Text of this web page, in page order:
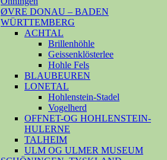
ØVRE DONAU – BADEN
WÜRTTEMBERG
ACHTAL
Brillenhöhle
Geissenklösterlee
Hohle Fels
BLAUBEUREN
LONETAL
Hohlenstein-Stadel
Vogelherd
OFFNET-OG HOHLENSTEIN-
HULERNE
TALHEIM
ULM OG ULMER MUSEUM